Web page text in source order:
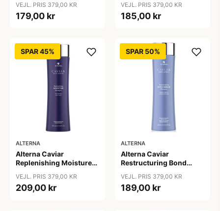
VEJL. PRIS 379,00 KR
179,00 kr
VEJL. PRIS 379,00 KR
185,00 kr
SPAR 45%
ALTERNA
Alterna Caviar
Replenishing Moisture
VEJL. PRIS 379,00 KR
209,00 kr
SPAR 50%
ALTERNA
Alterna Caviar
Restructuring Bond
VEJL. PRIS 379,00 KR
189,00 kr